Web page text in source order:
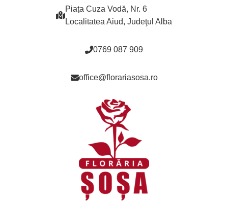
Piața Cuza Vodă, Nr. 6
Localitatea Aiud, Judeţul Alba
0769 087 909
office@florariasosa.ro